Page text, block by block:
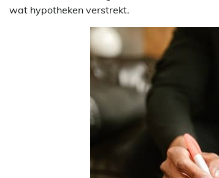
wat hypotheken verstrekt.